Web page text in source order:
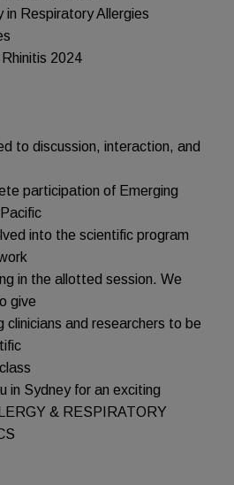
in Respiratory Allergies
2024
to discussion, interaction, and
participation of Emerging
into the scientific program
in the allotted session. We
give
and researchers to be
in Sydney for an exciting
& RESPIRATORY